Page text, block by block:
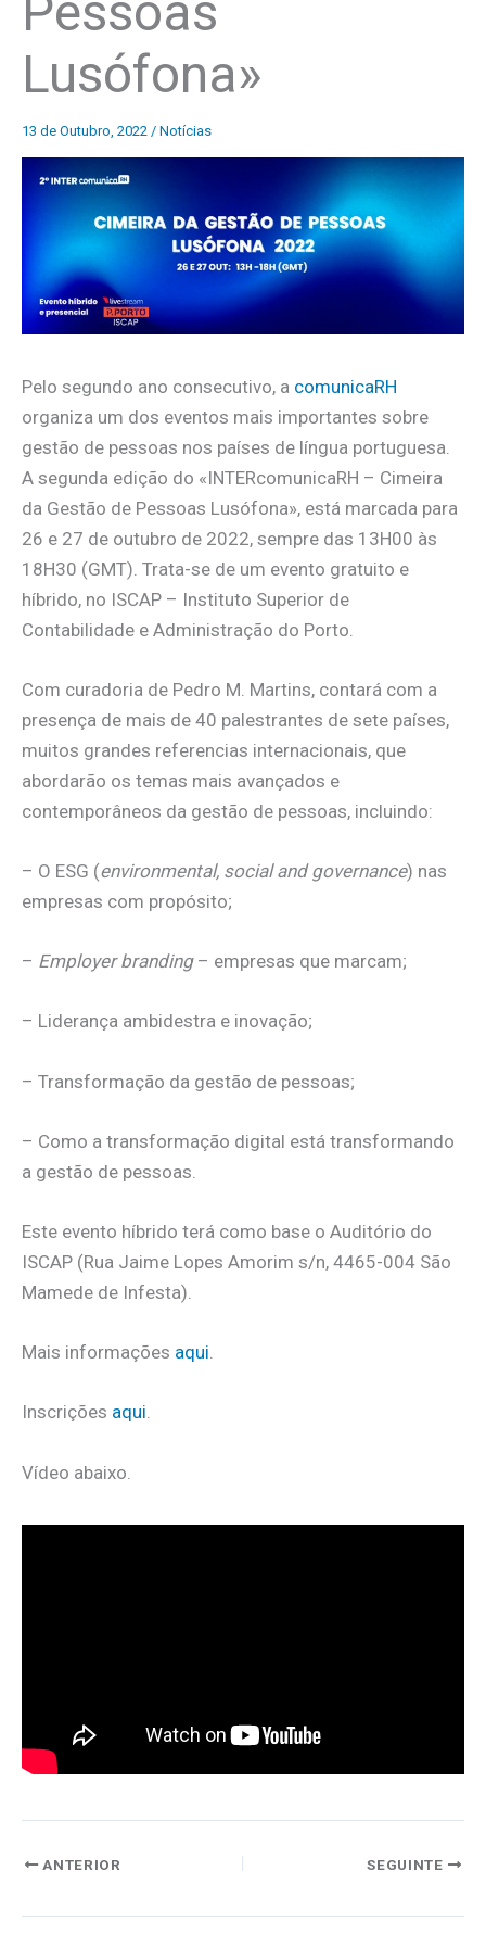
Lusófona»
13 de Outubro, 2022 / Notícias
Pelo segundo ano consecutivo, a comunicaRH
organiza um dos eventos mais importantes sobre
gestão de pessoas nos países de língua portuguesa.
A segunda edição do «INTERcomunicaRH – Cimeira
da Gestão de Pessoas Lusófona», está marcada para
26 e 27 de outubro de 2022, sempre das 13H00 às
18H30 (GMT). Trata-se de um evento gratuito e
híbrido, no ISCAP – Instituto Superior de
Contabilidade e Administração do Porto.
Com curadoria de Pedro M. Martins, contará com a
presença de mais de 40 palestrantes de sete países,
muitos grandes referencias internacionais, que
abordarão os temas mais avançados e
contemporâneos da gestão de pessoas, incluindo:
– O ESG (environmental, social and governance) nas
empresas com propósito;
– Employer branding– empresas que marcam;
– Liderança ambidestra e inovação;
– Transformação da gestão de pessoas;
– Como a transformação digital está transformando
a gestão de pessoas.
Este evento híbrido terá como base o Auditório do
ISCAP (Rua Jaime Lopes Amorim s/n, 4465-004 São
Mamede de Infesta).
Mais informações aqui.
Inscrições aqui.
Vídeo abaixo.
ANTERIOR SEGUINTE